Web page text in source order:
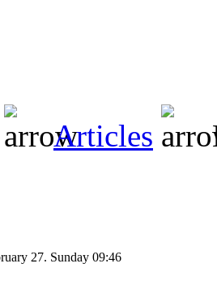
Articles
27. Sunday 09:46